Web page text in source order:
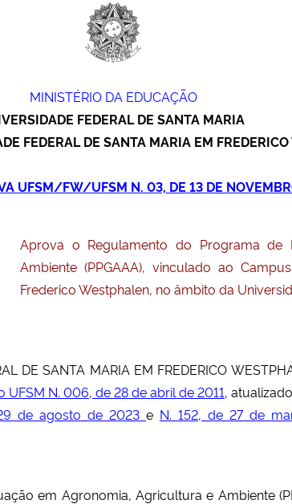
MINISTÉRIO DA EDUCAÇÃO
FEDERAL DE SANTA MARIA
FEDERAL DE SANTA MARIA EM
UFSM/FW/UFSM N. 03, DE 13 DE
Aprova o Regulamento do Programa de
Ambiente (PPGAAA), vinculado ao
Frederico Westphalen, no âmbito da
DE SANTA MARIA EM FREDERICO
UFSM N. 006, de 28 de abril de 2011,
de agosto de 2023 e N. 152, de 27 de
em Agronomia, Agricultura e Ambiente